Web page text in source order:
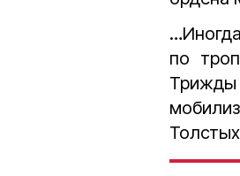
по
Трижды